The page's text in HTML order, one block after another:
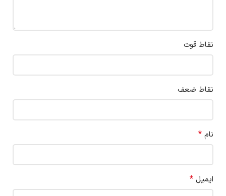
نقاط قوت
نقاط ضعف
نام *
ایمیل *